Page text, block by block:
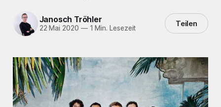
Janosch Tröhler
22 Mai 2020 —1 Min. Lesezeit Teilen